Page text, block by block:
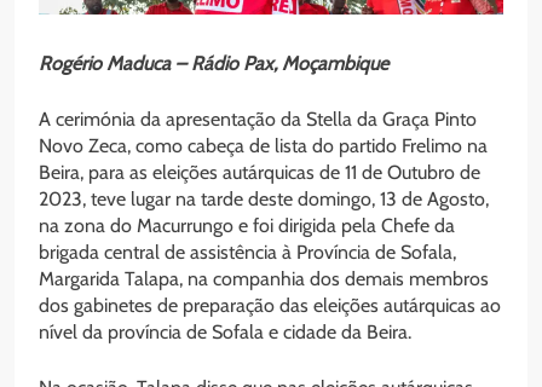
Rogério Maduca – Rádio Pax, Moçambique
A cerimónia da apresentação da Stella da Graça Pinto
Novo Zeca, como cabeça de lista do partido Frelimo na
Beira, para as eleições autárquicas de 11 de Outubro de
2023, teve lugar na tarde deste domingo, 13 de Agosto,
na zona do Macurrungo e foi dirigida pela Chefe da
brigada central de assistência à Província de Sofala,
Margarida Talapa, na companhia dos demais membros
dos gabinetes de preparação das eleições autárquicas ao
nível da província de Sofala e cidade da Beira.